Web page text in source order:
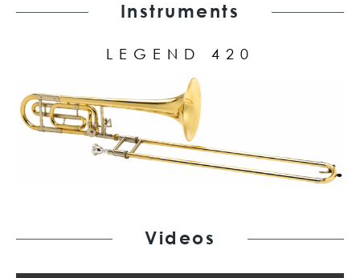
Instruments
LEGEND 420
Videos